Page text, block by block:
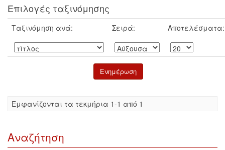
Επιλογές ταξινόμησης
Ταξινόμηση ανά: Σειρά: Αποτελέσματα:
Eμφανίζονται τα τεκμήρια 1-1 από 1
Αναζήτηση